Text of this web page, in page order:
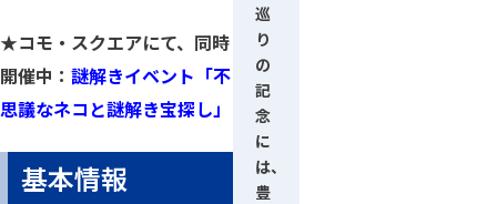
★コモ・スクエアにて、同時
開催中： 謎解きイベント「不
思議なネコと謎解き宝探し」
基本情報
巡
り
の
記
念
に
は、
豊